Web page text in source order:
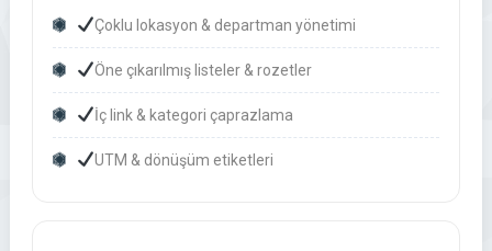
Çoklu lokasyon & departman yönetimi
Öne çıkarılmış listeler & rozetler
İç link & kategori çaprazlama
UTM & dönüşüm etiketleri